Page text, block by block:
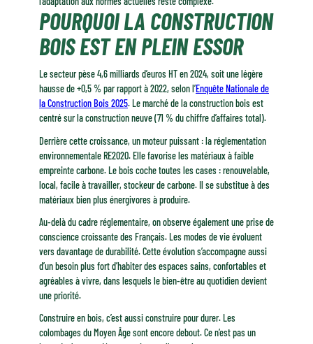
POURQUOI LA CONSTRUCTION
BOIS EST EN PLEIN ESSOR
Le secteur pèse 4,6 milliards d’euros HT en 2024, soit une légère
hausse de +0,5 % par rapport à 2022, selon l’Enquête Nationale de
la Construction Bois 2025. Le marché de la construction bois est
centré sur la construction neuve (71 % du chiffre d’affaires total).
Derrière cette croissance, un moteur puissant : la réglementation
environnementale RE2020. Elle favorise les matériaux à faible
empreinte carbone. Le bois coche toutes les cases : renouvelable,
local, facile à travailler, stockeur de carbone. Il se substitue à des
matériaux bien plus énergivores à produire.
Au-delà du cadre réglementaire, on observe également une prise de
conscience croissante des Français. Les modes de vie évoluent
vers davantage de durabilité. Cette évolution s’accompagne aussi
d’un besoin plus fort d’habiter des espaces sains, confortables et
agréables à vivre, dans lesquels le bien-être au quotidien devient
une priorité.
Construire en bois, c’est aussi construire pour durer. Les
colombages du Moyen Âge sont encore debout. Ce n’est pas un